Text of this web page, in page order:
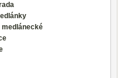
medlánecké